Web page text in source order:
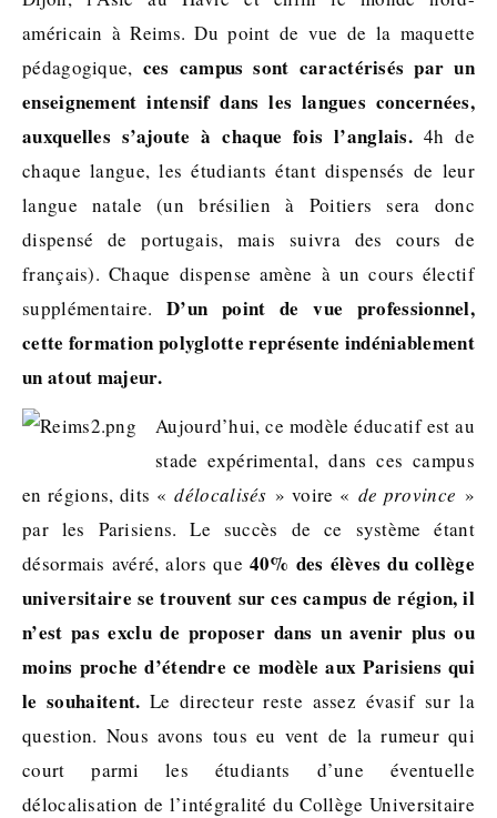
américain à Reims. Du point de vue de la maquette
pédagogique, ces campus sont caractérisés par un
enseignement intensif dans les langues concernées,
auxquelles s’ajoute à chaque fois l’anglais. 4h de
chaque langue, les étudiants étant dispensés de leur
langue natale (un brésilien à Poitiers sera donc
dispensé de portugais, mais suivra des cours de
français). Chaque dispense amène à un cours électif
supplémentaire.D’un point de vue professionnel,
cette formation polyglotte représente indéniablement
un atout majeur.
Aujourd’hui, ce modèle éducatif est au
stade expérimental, dans ces campus
en régions, dits «délocalisés » voire « de province »
par les Parisiens. Le succès de ce système étant
désormais avéré, alors que 40% des élèves du collège
universitaire se trouvent sur ces campus de région, il
n’est pas exclu de proposer dans un avenir plus ou
moins proche d’étendre ce modèle aux Parisiens qui
le souhaitent. Le directeur reste assez évasif sur la
question. Nous avons tous eu vent de la rumeur qui
court parmi les étudiants d’une éventuelle
délocalisation de l’intégralité du Collège Universitaire